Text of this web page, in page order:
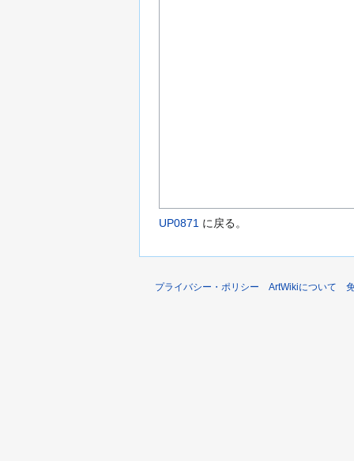
UP0871 に戻る。
プライバシー・ポリシー ArtWikiについて